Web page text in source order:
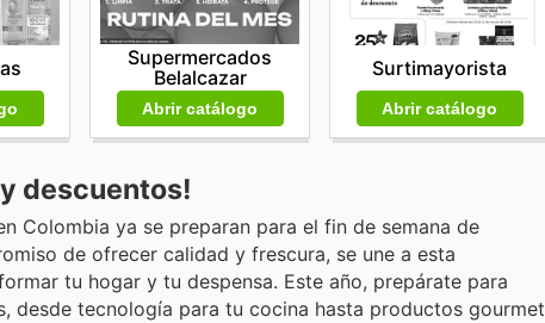
Supermercados
Belalcazar
Abrir catálogo
Surtimayorista
Abrir catálogo
descuentos!
Colombia ya se preparan para el fin de semana de
de ofrecer calidad y frescura, se une a esta
tu hogar y tu despensa. Este año, prepárate para
desde tecnología para tu cocina hasta productos gourmet